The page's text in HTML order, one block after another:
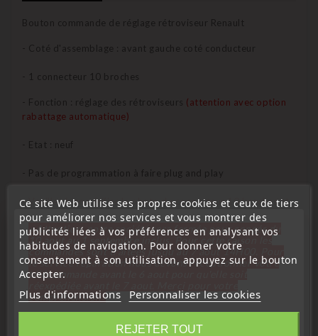
Bouton commande de réglage rétroviseur Renault
- Coté d'assemblage : avant gauche coté conducteur
- 1 connecteur 10 broches
- Fonction : réglage des rétroviseurs (attention avec option
rabattage automatique)
- Etat : neuf
- Pas de programmation à faire plug and play
- Veuillez bien vérifier la photo du connecteur 10 broches et
la référence avant l'achat
Affectation véhicule :
Clio 3
Kangoo 2
Ce site Web utilise ses propres cookies et ceux de tiers
pour améliorer nos services et vous montrer des
publicités liées à vos préférences en analysant vos
habitudes de navigation. Pour donner votre
consentement à son utilisation, appuyez sur le bouton
Accepter.
Plus d'informations Personnaliser les cookies
REJETER TOUT
« Attention, notre société sera fermée pour congés du
10 aout au 1 septembre inclus. Pour cette raison les
commandes sont traitées jusqu'au 7 aout 14H00. Pour
le service réparation nous devons réceptionner votre
télécommande avant le 6 aout pour qu'elle soit
compréhension»
Fermer